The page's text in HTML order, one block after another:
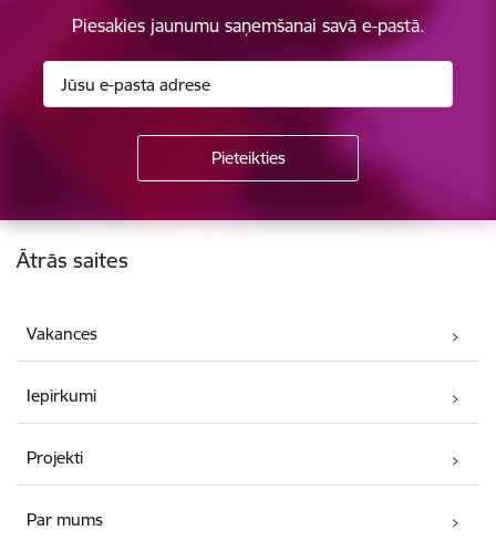
Piesakies jaunumu saņemšanai savā e-pastā.
Kājene
Ātrās saites
Vakances
Iepirkumi
Projekti
Par mums